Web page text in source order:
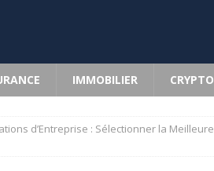
IMMOBILIER CRYPTO
d’Entreprise : Sélectionner la Meilleure